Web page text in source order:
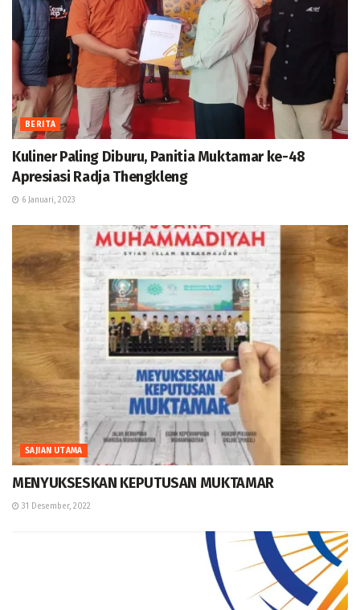
BERITA
Kuliner Paling Diburu, Panitia Muktamar ke-48
Apresiasi Radja Thengkleng
6 Januari, 2023
SAJIAN UTAMA
MENYUKSESKAN KEPUTUSAN MUKTAMAR
31 Desember, 2022